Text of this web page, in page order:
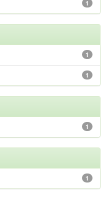
1
1
1
1
1